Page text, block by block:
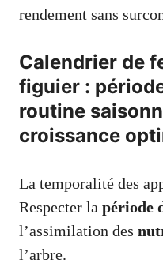
rendement sans
Calendrier de
figuier :
routine
croissance
La temporalité des
Respecter la période
l’assimilation des
l’arbre.